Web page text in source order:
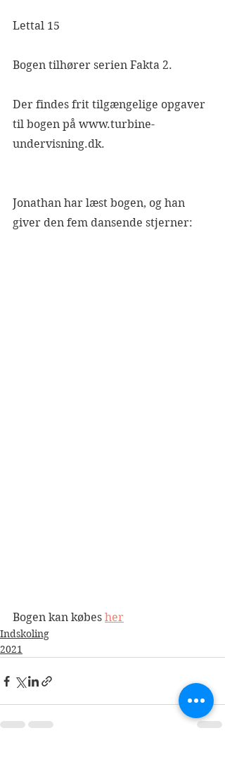
Lettal 15
Bogen tilhører serien Fakta 2.
Der findes frit tilgængelige opgaver
til bogen på www.turbine-
undervisning.dk.
Jonathan har læst bogen, og han
giver den fem dansende stjerner:
Bogen kan købes her
Indskoling
2021